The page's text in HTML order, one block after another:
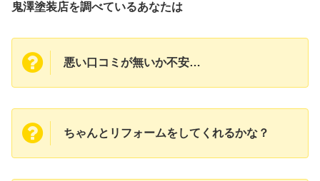
鬼澤塗装店を調べているあなたは
悪い口コミが無いか不安…
ちゃんとリフォームをしてくれるかな？